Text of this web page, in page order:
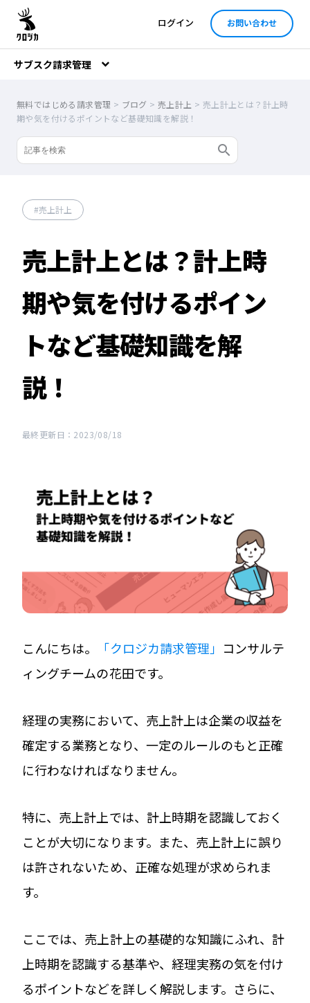
ログイン お問い合わせ
サブスク請求管理
無料ではじめる請求管理 > ブログ >売上計上 > 売上計上とは？計上時
期や気を付けるポイントなど基礎知識を解説！
売上計上
売上計上とは？計上時
期や気を付けるポイン
トなど基礎知識を解
説！
最終更新日：2023/08/18
こんにちは。 「クロジカ請求管理」 コンサルテ
ィングチームの花田です。
経理の実務において、売上計上は企業の収益を
確定する業務となり、一定のルールのもと正確
に行わなければなりません。
特に、売上計上では、計上時期を認識しておく
ことが大切になります。また、売上計上に誤り
は許されないため、正確な処理が求められま
す。
ここでは、売上計上の基礎的な知識にふれ、計
上時期を認識する基準や、経理実務の気を付け
るポイントなどを詳しく解説します。さらに、